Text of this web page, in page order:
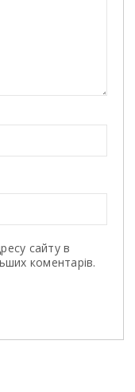
сайту в
коментарів.